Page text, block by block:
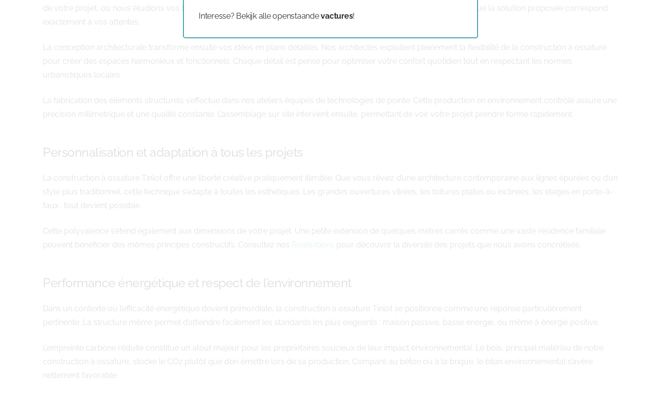
de votre projet, où nous étudions vos besoins, votre terrain et vos contraintes budgétaires. Cette phase initiale garantit que la solution proposée correspond
exactement à vos attentes.
La conception architecturale transforme ensuite vos idées en plans détaillés. Nos architectes exploitent pleinement la flexibilité de la construction à ossature
pour créer des espaces harmonieux et fonctionnels. Chaque détail est pensé pour optimiser votre confort quotidien tout en respectant les normes
urbanistiques locales.
La fabrication des éléments structurels s’effectue dans nos ateliers équipés de technologies de pointe. Cette production en environnement contrôlé assure une
précision millimétrique et une qualité constante. L’assemblage sur site intervient ensuite, permettant de voir votre projet prendre forme rapidement.
Personnalisation et adaptation à tous les projets
La construction à ossature Tinlot offre une liberté créative pratiquement illimitée. Que vous rêviez d’une architecture contemporaine aux lignes épurées ou d’un
style plus traditionnel, cette technique s’adapte à toutes les esthétiques. Les grandes ouvertures vitrées, les toitures plates ou inclinées, les étages en porte-à-
faux : tout devient possible.
Cette polyvalence s’étend également aux dimensions de votre projet. Une petite extension de quelques mètres carrés comme une vaste résidence familiale
peuvent bénéficier des mêmes principes constructifs. Consultez nos Realisations pour découvrir la diversité des projets que nous avons concrétisés.
Performance énergétique et respect de l’environnement
Dans un contexte où l’efficacité énergétique devient primordiale, la construction à ossature Tinlot se positionne comme une réponse particulièrement
pertinente. La structure même permet d’atteindre facilement les standards les plus exigeants : maison passive, basse énergie, ou même à énergie positive.
L’empreinte carbone réduite constitue un atout majeur pour les propriétaires soucieux de leur impact environnemental. Le bois, principal matériau de notre
construction à ossature, stocke le CO2 plutôt que d’en émettre lors de sa production. Comparé au béton ou à la brique, le bilan environnemental s’avère
nettement favorable.
Interesse? Bekijk alle openstaandevactures!